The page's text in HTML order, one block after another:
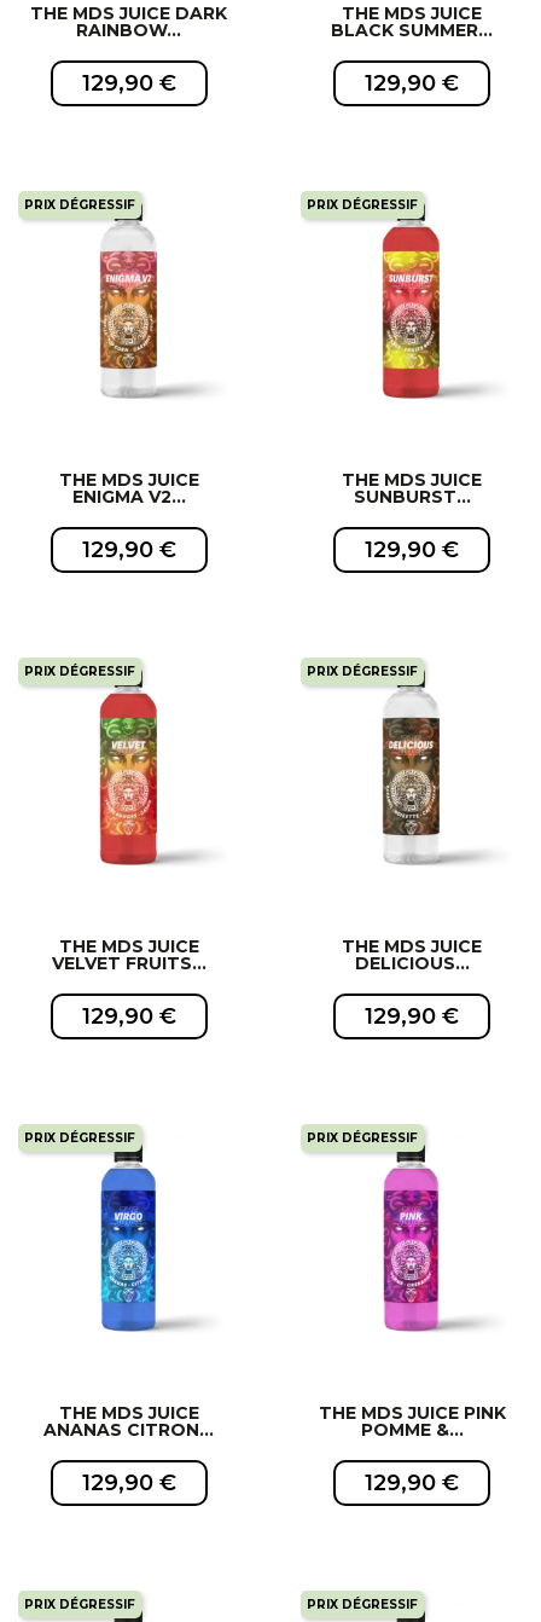
THE MDS JUICE DARK
RAINBOW...
129,90 €
EXCLUSIVITÉ WEB !
THE MDS JUICE
BLACK SUMMER...
129,90 €
EXCLUSIVITÉ WEB !
PRIX DÉGRESSIF
THE MDS JUICE
ENIGMA V2...
129,90 €
EXCLUSIVITÉ WEB !
PRIX DÉGRESSIF
THE MDS JUICE
SUNBURST...
129,90 €
EXCLUSIVITÉ WEB !
PRIX DÉGRESSIF
THE MDS JUICE
VELVET FRUITS...
129,90 €
EXCLUSIVITÉ WEB !
PRIX DÉGRESSIF
THE MDS JUICE
DELICIOUS...
129,90 €
EXCLUSIVITÉ WEB !
PRIX DÉGRESSIF
THE MDS JUICE
ANANAS CITRON...
129,90 €
PRIX DÉGRESSIF
THE MDS JUICE PINK
POMME &...
129,90 €
PRIX DÉGRESSIF PRIX DÉGRESSIF